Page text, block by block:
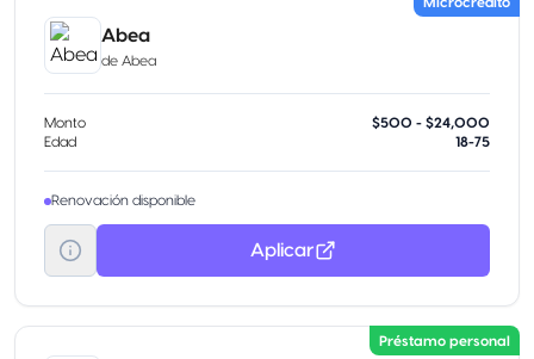
Abea
de Abea
Monto
$500 - $24,000
Edad
18-75
Renovación disponible
Aplicar
Préstamo personal